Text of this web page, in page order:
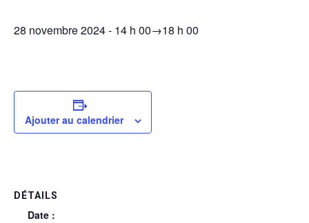
28 novembre 2024 - 14 h 00→18 h 00
Ajouter au calendrier
DÉTAILS
Date :